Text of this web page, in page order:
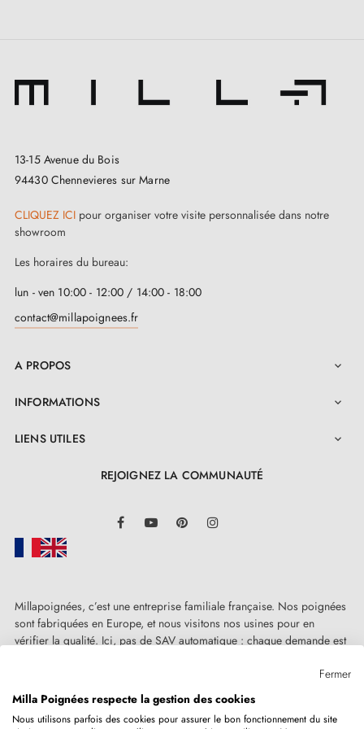
13-15 Avenue du Bois
94430 Chennevieres sur Marne
CLIQUEZ ICI pour organiser votre visite personnalisée dans notre
showroom
Les horaires du bureau:
lun - ven 10:00 - 12:00 / 14:00 - 18:00
contact@millapoignees.fr
A PROPOS 
INFORMATIONS 
LIENS UTILES 
REJOIGNEZ LA COMMUNAUTÉ
FacebookYouTube Pinterest
Millapoignées, c’est une entreprise familiale française. Nos poignées
sont fabriquées en Europe, et nous visitons nos usines pour en
vérifier la qualité. Ici, pas de SAV automatique : chaque demande est
Fermer
Milla Poignées respecte la gestion des cookies
Nous utilisons parfois des cookies pour assurer le bon fonctionnement du site